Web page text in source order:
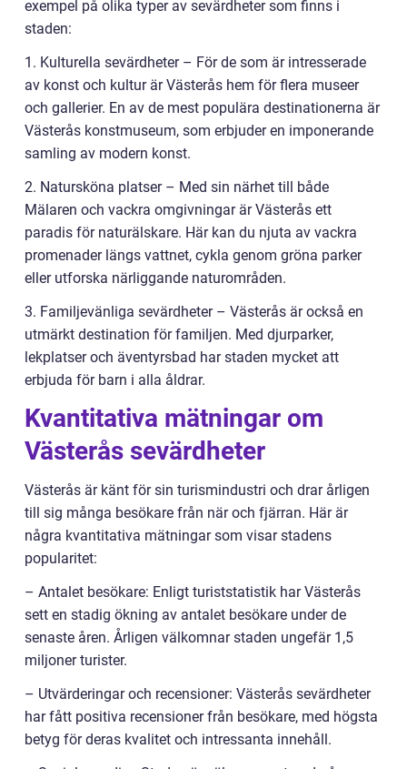
exempel på olika typer av sevärdheter som finns i
staden:
1. Kulturella sevärdheter – För de som är intresserade
av konst och kultur är Västerås hem för flera museer
och gallerier. En av de mest populära destinationerna är
Västerås konstmuseum, som erbjuder en imponerande
samling av modern konst.
2. Natursköna platser – Med sin närhet till både
Mälaren och vackra omgivningar är Västerås ett
paradis för naturälskare. Här kan du njuta av vackra
promenader längs vattnet, cykla genom gröna parker
eller utforska närliggande naturområden.
3. Familjevänliga sevärdheter – Västerås är också en
utmärkt destination för familjen. Med djurparker,
lekplatser och äventyrsbad har staden mycket att
erbjuda för barn i alla åldrar.
Kvantitativa mätningar om
Västerås sevärdheter
Västerås är känt för sin turismindustri och drar årligen
till sig många besökare från när och fjärran. Här är
några kvantitativa mätningar som visar stadens
popularitet:
– Antalet besökare: Enligt turiststatistik har Västerås
sett en stadig ökning av antalet besökare under de
senaste åren. Årligen välkomnar staden ungefär 1,5
miljoner turister.
– Utvärderingar och recensioner: Västerås sevärdheter
har fått positiva recensioner från besökare, med högsta
betyg för deras kvalitet och intressanta innehåll.